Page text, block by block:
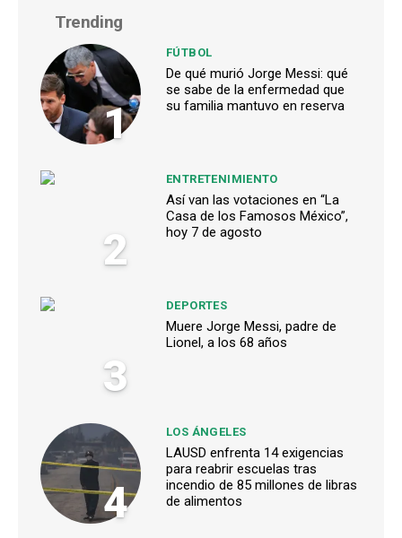
Trending
1
FÚTBOL
De qué murió Jorge Messi: qué
se sabe de la enfermedad que
su familia mantuvo en reserva
2
ENTRETENIMIENTO
Así van las votaciones en “La
Casa de los Famosos México”,
hoy 7 de agosto
3
DEPORTES
Muere Jorge Messi, padre de
Lionel, a los 68 años
4
LOS ÁNGELES
LAUSD enfrenta 14 exigencias
para reabrir escuelas tras
incendio de 85 millones de libras
de alimentos